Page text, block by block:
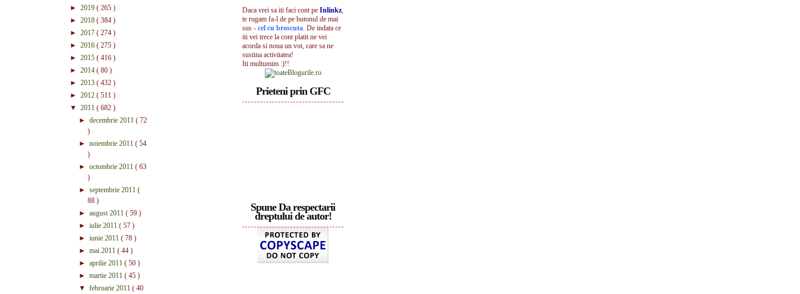
Daca vrei sa iti faci cont pe Inlinkz,
te rugam fa-l de pe butonul de mai
sus - cel cu broscuta. De indata ce
iti vei trece la cont platit ne vei
acorda si noua un vot, care sa ne
sustina activitatea!
Iti multumim :)!!
Prieteni prin GFC
Spune Da respectarii
dreptului de autor!
► 2019 ( 265 )
► 2018 ( 384 )
► 2017 ( 274 )
► 2016 ( 275 )
► 2015 ( 416 )
► 2014 ( 80 )
► 2013 ( 432 )
► 2012 ( 511 )
▼ 2011 ( 682 )
► decembrie 2011 ( 72
)
► noiembrie 2011 ( 54
)
► octombrie 2011 ( 63
)
► septembrie 2011 (
88 )
► august 2011 ( 59 )
► iulie 2011 ( 57 )
► iunie 2011 ( 78 )
► mai 2011 ( 44 )
► aprilie 2011 ( 50 )
► martie 2011 ( 45 )
▼ februarie 2011 ( 40